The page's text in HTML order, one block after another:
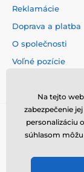
Reklamácie
Doprava a platba
O společnosti
Voľné pozície
© 2026
Na tejto
zabezpečenie
personalizáciu
súhlasom